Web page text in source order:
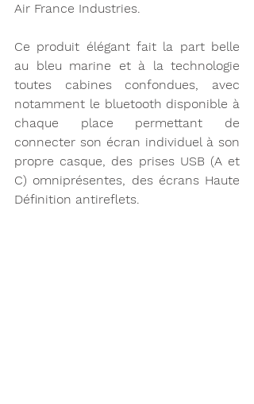
Air France Industries.
Ce produit élégant fait la part belle
au bleu marine et à la technologie
toutes cabines confondues, avec
notamment le bluetooth disponible à
chaque place permettant de
connecter son écran individuel à son
propre casque, des prises USB (A et
C) omniprésentes, des écrans Haute
Définition antireflets.